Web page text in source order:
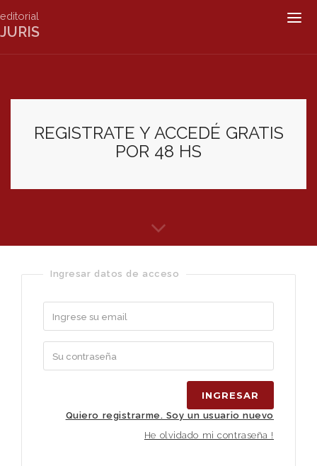
editorial
JURIS
REGISTRATE Y ACCEDÉ GRATIS
POR 48 HS
Ingresar datos de acceso
INGRESAR
Quiero registrarme. Soy un usuario nuevo
He olvidado mi contraseña !